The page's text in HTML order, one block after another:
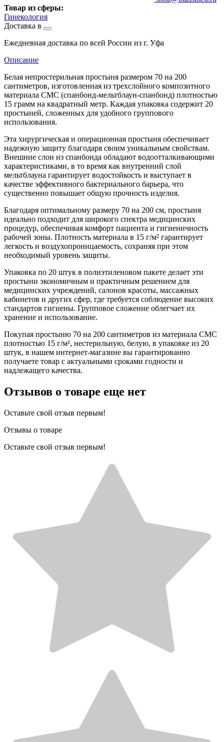
Товар из сферы:
Гинекология
Доставка в
Ежедневная доставка по всей России из г. Уфа
Описание
Белая непростерильная простыня размером 70 на 200
сантиметров, изготовленная из трехслойного композитного
материала СМС (спанбонд-мельтблаун-спанбонд) плотностью
15 грамм на квадратный метр. Каждая упаковка содержит 20
простыней, сложенных для удобного группового
использования.
Эта хирургическая и операционная простыня обеспечивает
надежную защиту благодаря своим уникальным свойствам.
Внешние слои из спанбонда обладают водоотталкивающими
характеристиками, в то время как внутренний слой
мельтблауна гарантирует водостойкость и выступает в
качестве эффективного бактериального барьера, что
существенно повышает общую прочность изделия.
Благодаря оптимальному размеру 70 на 200 см, простыня
идеально подходит для широкого спектра медицинских
процедур, обеспечивая комфорт пациента и гигиеничность
рабочей зоны. Плотность материала в 15 г/м² гарантирует
легкость и воздухопроницаемость, сохраняя при этом
необходимый уровень защиты.
Упаковка по 20 штук в полиэтиленовом пакете делает эти
простыни экономичным и практичным решением для
медицинских учреждений, салонов красоты, массажных
кабинетов и других сфер, где требуется соблюдение высоких
стандартов гигиены. Групповое сложение облегчает их
хранение и использование.
Покупая простыню 70 на 200 сантиметров из материала СМС
плотностью 15 г/м², нестерильную, белую, в упаковке из 20
штук, в нашем интернет-магазине вы гарантированно
получаете товар с актуальными сроками годности и
надлежащего качества.
Отзывов о товаре еще нет
Оставьте свой отзыв первым!
Отзывы о товаре
Оставьте свой отзыв первым!